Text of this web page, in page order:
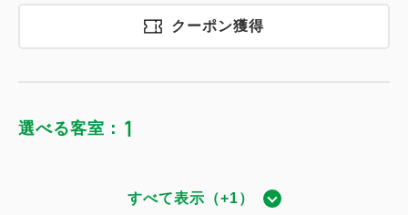
クーポン獲得
選べる客室： 1
すべて表示（+1）